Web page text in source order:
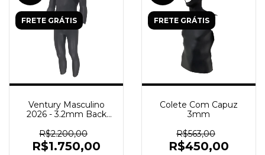
FRETE GRÁTIS
Ventury Masculino
2026 - 3.2mm Back
R$2.200,00
R$1.750,00
FRETE GRÁTIS
Colete Com Capuz
3mm
R$563,00
R$450,00